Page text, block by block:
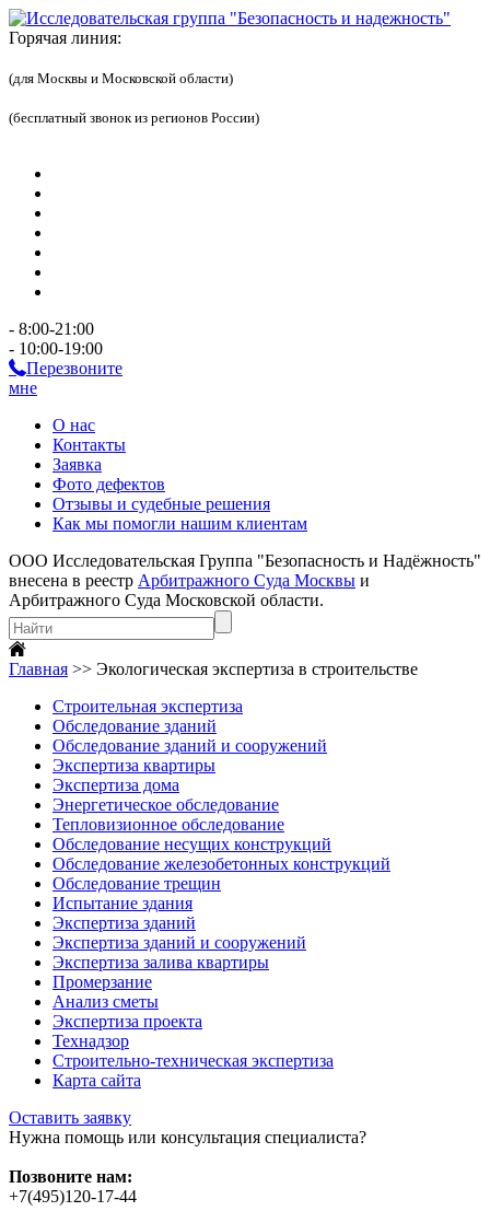
Горячая линия:
(для Москвы и Московской области)
(бесплатный звонок из регионов России)
- 8:00-21:00
- 10:00-19:00
Перезвоните
мне
О нас
Контакты
Заявка
Фото дефектов
Отзывы и судебные решения
Как мы помогли нашим клиентам
ООО Исследовательская Группа "Безопасность и Надёжность"
внесена в реестр Арбитражного Суда Москвы и
Арбитражного Суда Московской области.
Главная >> Экологическая экспертиза в строительстве
Строительная экспертиза
Обследование зданий
Обследование зданий и сооружений
Экспертиза квартиры
Экспертиза дома
Энергетическое обследование
Тепловизионное обследование
Обследование несущих конструкций
Обследование железобетонных конструкций
Обследование трещин
Испытание здания
Экспертиза зданий
Экспертиза зданий и сооружений
Экспертиза залива квартиры
Промерзание
Анализ сметы
Экспертиза проекта
Технадзор
Строительно-техническая экспертиза
Карта сайта
Оставить заявку
Нужна помощь или консультация специалиста?
Позвоните нам:
+7(495)120-17-44